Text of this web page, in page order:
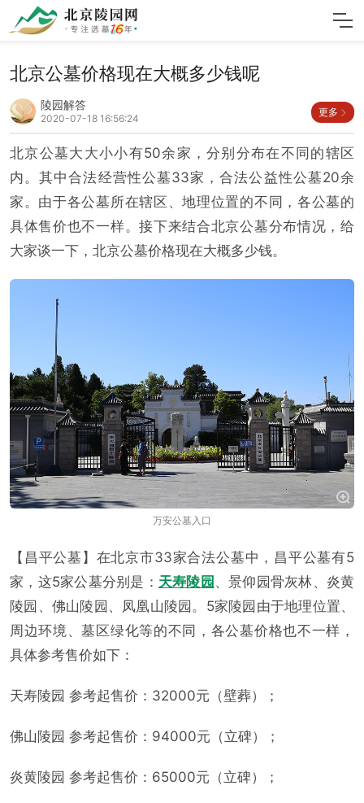
北京公墓价格现在大概多少钱呢
陵园解答
2020-07-18 16:56:24
更多
北京公墓大大小小有50余家，分别分布在不同的辖区
内。其中合法经营性公墓33家，合法公益性公墓20余
家。由于各公墓所在辖区、地理位置的不同，各公墓的
具体售价也不一样。接下来结合北京公墓分布情况，给
大家谈一下，北京公墓价格现在大概多少钱。
万安公墓入口
【昌平公墓】在北京市33家合法公墓中，昌平公墓有5
家，这5家公墓分别是： 天寿陵园 、景仰园骨灰林、炎黄
陵园、佛山陵园、凤凰山陵园。5家陵园由于地理位置、
周边环境、墓区绿化等的不同，各公墓价格也不一样，
具体参考售价如下：
天寿陵园 参考起售价：32000元（壁葬）；
佛山陵园 参考起售价：94000元（立碑）；
炎黄陵园 参考起售价：65000元（立碑）；